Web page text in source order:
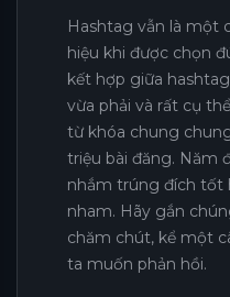
Hashtag vẫn là một
hiệu khi được chọn
kết hợp giữa
vừa phải và rất cụ
từ khóa chung
triệu bài đăng. Năm
nhắm trúng đích tốt
nham. Hãy gắn
chăm chút, kể một
ta muốn phản hồi.